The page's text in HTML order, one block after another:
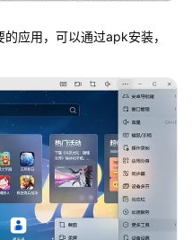
应用，可以通过apk安装，